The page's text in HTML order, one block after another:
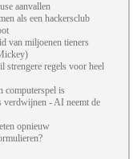
aanvallen
als een hackersclub
van miljoenen tieners
strengere regels voor heel
computerspel is
verdwijnen - AI neemt de
opnieuw